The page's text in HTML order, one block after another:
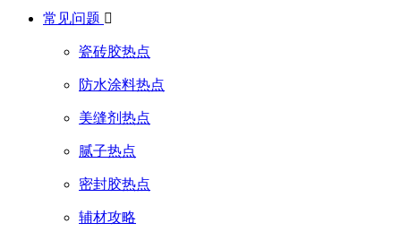
常见问题 
瓷砖胶热点
防水涂料热点
美缝剂热点
腻子热点
密封胶热点
辅材攻略